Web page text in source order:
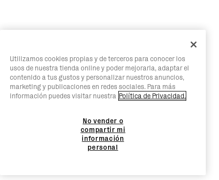
Utilizamos cookies propias y de terceros para conocer los
usos de nuestra tienda online y poder mejorarla, adaptar el
contenido a tus gustos y personalizar nuestros anuncios,
marketing y publicaciones en redes sociales. Para más
información puedes visitar nuestra Política de Privacidad.
No vender o
compartir mi
información
personal